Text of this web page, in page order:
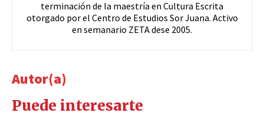
terminación de la maestría en Cultura Escrita
otorgado por el Centro de Estudios Sor Juana. Activo
en semanario ZETA dese 2005.
Autor(a)
Puede interesarte